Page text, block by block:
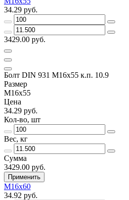
34.29 руб.
3429.00 руб.
Болт DIN 931 М16х55 к.п. 10.9
Размер
М16х55
Цена
34.29 руб.
Кол-во, шт
Вес, кг
Сумма
3429.00 руб.
Применить
М16х60
34.92 руб.